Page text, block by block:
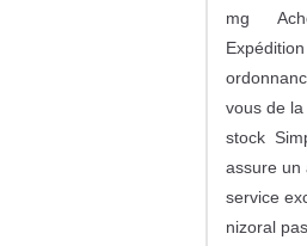
mg
vous de
stock
assure un
service
nizoral